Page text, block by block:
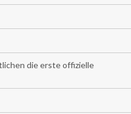
die erste offizielle